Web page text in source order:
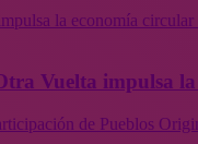
la economía circular
Vuelta impulsa
de Pueblos